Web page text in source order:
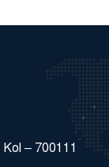
– 700111